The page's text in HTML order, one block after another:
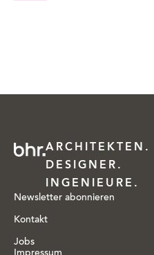
ARCHITEKTEN.
DESIGNER.
INGENIEURE.
Newsletter abonnieren
Kontakt
Jobs